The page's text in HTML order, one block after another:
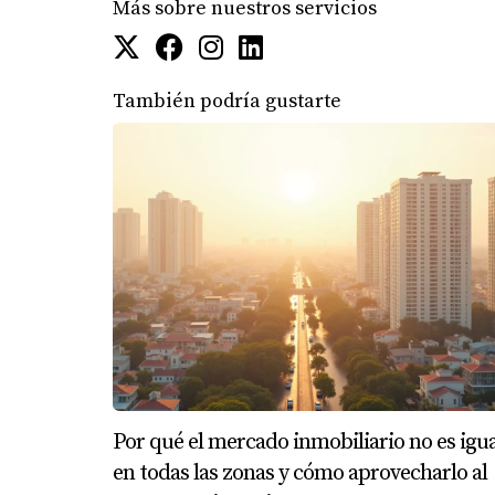
Se recomienda reservar entre el 1% y el 2%
¿Es rentable invertir en propiedades
A pesar de los altos costos asociados,
Mariana Romero es una experta en bienes
ayuda personalizada sobre cómo manejar
Más sobre nuestros servicios
También podría gustarte
Por qué el mercado inmobiliario no es
en todas las zonas y cómo aprovecharlo al